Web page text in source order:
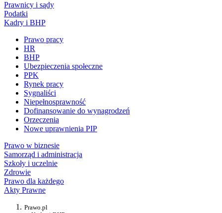
Prawnicy i sądy
Podatki
Kadry i BHP
Prawo pracy
HR
BHP
Ubezpieczenia społeczne
PPK
Rynek pracy
Sygnaliści
Niepełnosprawność
Dofinansowanie do wynagrodzeń
Orzeczenia
Nowe uprawnienia PIP
Prawo w biznesie
Samorząd i administracja
Szkoły i uczelnie
Zdrowie
Prawo dla każdego
Akty Prawne
Prawo.pl